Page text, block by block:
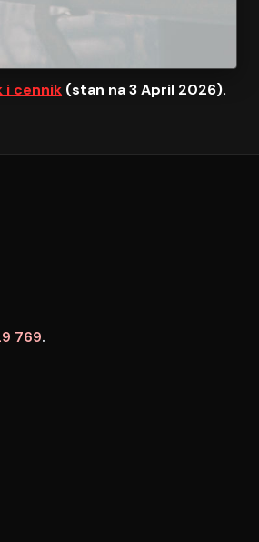
i cennik (stan na 3 April 2026).
769.